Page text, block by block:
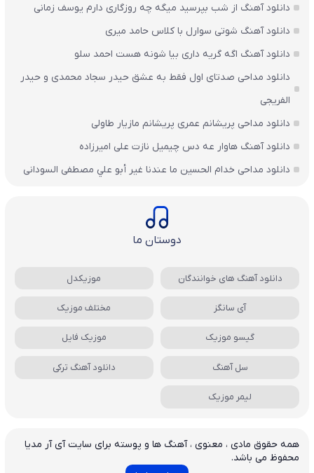
دانلود آهنگ از شب بپرسید میگه چه روزگاری دارم یوسف زمانی
دانلود آهنگ شوتی سوارل با کلاس حامد میری
دانلود آهنگ اگه گریه داری بیا شونه هست احمد سلو
دانلود مداحی صدتای اول فقط به عشق حیدر سجاد محمدی و حیدر
الفریجی
دانلود مداحی پریشانم عمری پریشانم مازیار طاولی
دانلود آهنگ هاوار عه دس چیمیل نازت علی امیرزاده
دانلود مداحی خدام الحسين ما عندنا غير أبو علي مصطفی السودانی
دوستان ما
دانلود آهنگ های خوانندگان موزیکدل
آی سانگز مختلف موزیک
گیسو موزیک موزیک فایل
سل آهنگ دانلود آهنگ ترکی
لیمر موزیک
همه حقوق مادی ، معنوی ، آهنگ ها و پوسته برای سایت آی آر مدیا
محفوظ می باشد.